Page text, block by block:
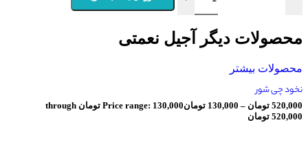
دیگر آجیل نعمتی
–
130,000 تومان Price range: 130,000 تومان through